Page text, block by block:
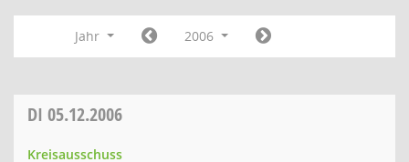
Jahr 2006
DI 05.12.2006
Kreisausschuss